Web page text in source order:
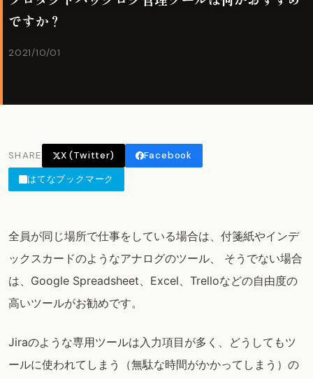
ですか？
2021/10/01
SHARE X (Twitter)
Facebook
はてなブックマーク
全員が同じ場所で仕事をしている場合は、付箋紙やインデ
ックスカードのようなアナログのツール、 そうでない場合
は、Google Spreadsheet、Excel、Trelloなどの自由度の
高いツールがお勧めです。
Jiraのような専用ツールは入力項目が多く、どうしてもツ
ールに使われてしまう（無駄な時間がかかってしまう）の